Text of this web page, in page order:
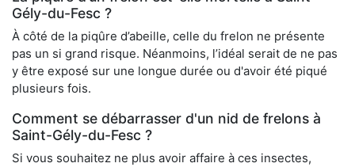
Gély-du-Fesc ?
À côté de la piqûre d’abeille, celle du frelon ne présente
pas un si grand risque. Néanmoins, l’idéal serait de ne pas
y être exposé sur une longue durée ou d'avoir été piqué
plusieurs fois.
Comment se débarrasser d'un nid de frelons à
Saint-Gély-du-Fesc ?
Si vous souhaitez ne plus avoir affaire à ces insectes,